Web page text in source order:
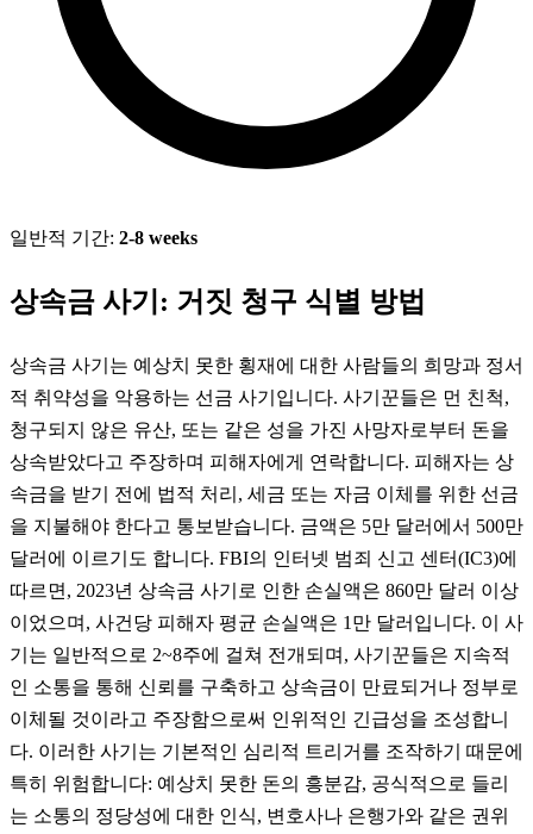
일반적 기간: 2-8 weeks
상속금 사기: 거짓 청구 식별 방법
상속금 사기는 예상치 못한 횡재에 대한 사람들의 희망과 정서
적 취약성을 악용하는 선금 사기입니다. 사기꾼들은 먼 친척,
청구되지 않은 유산, 또는 같은 성을 가진 사망자로부터 돈을
상속받았다고 주장하며 피해자에게 연락합니다. 피해자는 상
속금을 받기 전에 법적 처리, 세금 또는 자금 이체를 위한 선금
을 지불해야 한다고 통보받습니다. 금액은 5만 달러에서 500만
달러에 이르기도 합니다. FBI의 인터넷 범죄 신고 센터(IC3)에
따르면, 2023년 상속금 사기로 인한 손실액은 860만 달러 이상
이었으며, 사건당 피해자 평균 손실액은 1만 달러입니다. 이 사
기는 일반적으로 2~8주에 걸쳐 전개되며, 사기꾼들은 지속적
인 소통을 통해 신뢰를 구축하고 상속금이 만료되거나 정부로
이체될 것이라고 주장함으로써 인위적인 긴급성을 조성합니
다. 이러한 사기는 기본적인 심리적 트리거를 조작하기 때문에
특히 위험합니다: 예상치 못한 돈의 흥분감, 공식적으로 들리
는 소통의 정당성에 대한 인식, 변호사나 은행가와 같은 권위